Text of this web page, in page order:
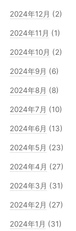
2024年12月 (2)
2024年11月 (1)
2024年10月 (2)
2024年9月 (6)
2024年8月 (8)
2024年7月 (10)
2024年6月 (13)
2024年5月 (23)
2024年4月 (27)
2024年3月 (31)
2024年2月 (27)
2024年1月 (31)